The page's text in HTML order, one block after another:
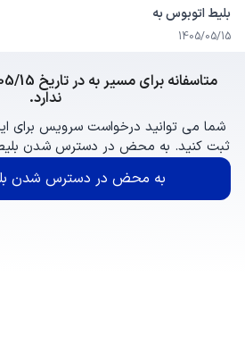
بلیط اتوبوس به
1405/05/15
ندارد.
شما می توانید درخواست سرویس برای
ثبت کنید. به محض در دسترس شدن
به محض در دسترس شدن